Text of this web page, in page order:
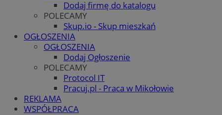
Dodaj firmę do katalogu
POLECAMY
Skup.io - Skup mieszkań
OGŁOSZENIA
OGŁOSZENIA
Dodaj Ogłoszenie
POLECAMY
Protocol IT
Pracuj.pl - Praca w Mikołowie
REKLAMA
WSPÓŁPRACA